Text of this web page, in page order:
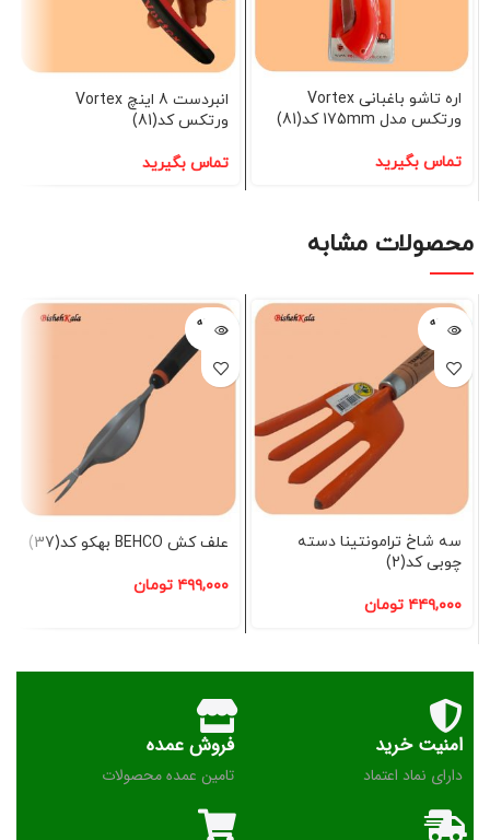
اره تاشو باغبانی Vortex
ورتکس مدل 175mm کد(81)
تماس بگیرید
انبردست 8 اینچ Vortex
ورتکس کد(81)
تماس بگیرید
محصولات مشابه
فروخته
شده
سه شاخ ترامونتینا دسته
چوبی کد(2)
۴۴۹,۰۰۰ تومان
فروخته
شده
علف کش BEHCO بهکو کد(37)
۴۹۹,۰۰۰ تومان
امنیت خرید
دارای نماد اعتماد
فروش عمده
تامین عمده محصولات